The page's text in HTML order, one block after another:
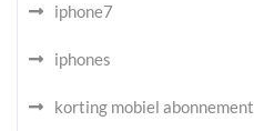
iphone7
iphones
korting mobiel abonnement